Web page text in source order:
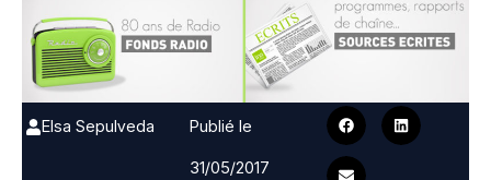
Elsa Sepulveda
Publié le
31/05/2017